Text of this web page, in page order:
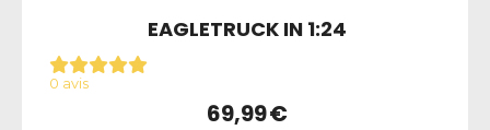
EAGLETRUCK IN 1:24
0 avis
69,99€